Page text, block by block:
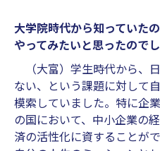
大学院時代から知っていた
やってみたいと思ったので
（大富）学生時代から、
ない、という課題に対して
模索していました。特に企
の国において、中小企業の
済の活性化に資することが